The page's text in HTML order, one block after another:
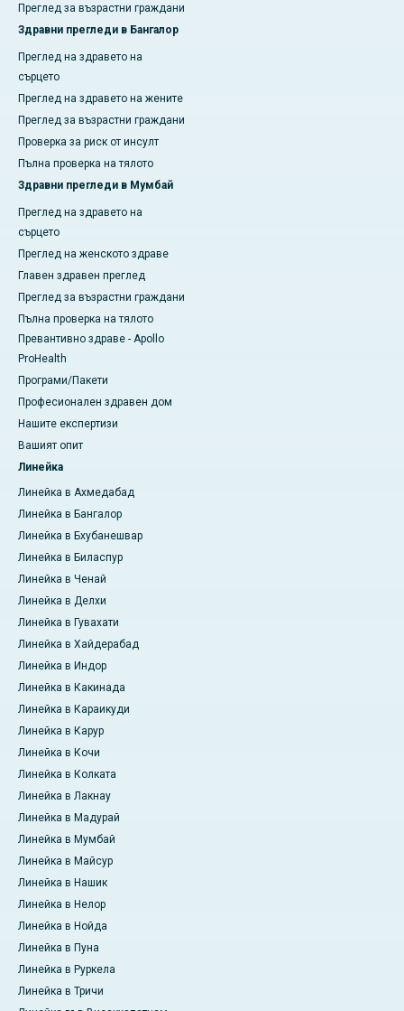
Преглед за възрастни граждани
Здравни прегледи в Бангалор
Преглед на здравето на
сърцето
Преглед на здравето на жените
Преглед за възрастни граждани
Проверка за риск от инсулт
Пълна проверка на тялото
Здравни прегледи в Мумбай
Преглед на здравето на
сърцето
Преглед на женското здраве
Главен здравен преглед
Преглед за възрастни граждани
Пълна проверка на тялото
Превантивно здраве - Apollo
ProHealth
Програми/Пакети
Професионален здравен дом
Нашите експертизи
Вашият опит
Линейка
Линейка в Ахмедабад
Линейка в Бангалор
Линейка в Бхубанешвар
Линейка в Биласпур
Линейка в Ченай
Линейка в Делхи
Линейка в Гувахати
Линейка в Хайдерабад
Линейка в Индор
Линейка в Какинада
Линейка в Караикуди
Линейка в Карур
Линейка в Кочи
Линейка в Колката
Линейка в Лакнау
Линейка в Мадурай
Линейка в Мумбай
Линейка в Майсур
Линейка в Нашик
Линейка в Нелор
Линейка в Нойда
Линейка в Пуна
Линейка в Руркела
Линейка в Тричи